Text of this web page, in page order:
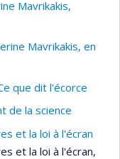
Mavrikakis,
Mavrikakis, en
que dit l'écorce
de la science
et la loi à l'écran
et la loi à l'écran,